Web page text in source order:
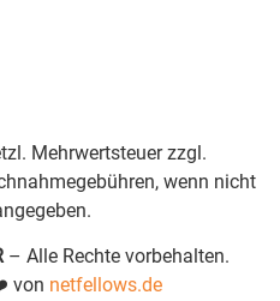
Mehrwertsteuer zzgl.
wenn nicht
– Alle Rechte vorbehalten.
von netfellows.de